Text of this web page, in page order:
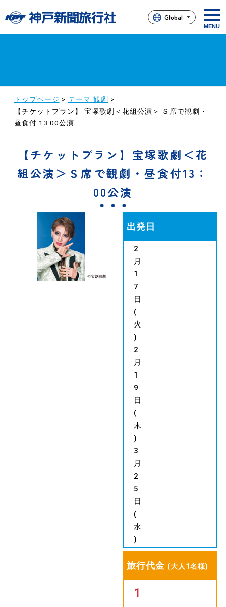
t
o
g
g
g
Global
トップページ > テーマ-観劇 >
【チケットプラン】 宝塚歌劇＜花組公演＞ Ｓ席で観劇・
昼食付 13:00公演
【チケットプラン】宝塚歌劇＜花
組公演＞Ｓ席で観劇・昼食付13：
00公演
出発日
2
月
1
7
日
(
火
)
2
月
1
9
日
(
木
)
3
月
2
5
日
(
水
)
旅行代金 (大人1名様)
1